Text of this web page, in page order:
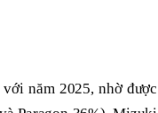
năm 2025, nhờ được